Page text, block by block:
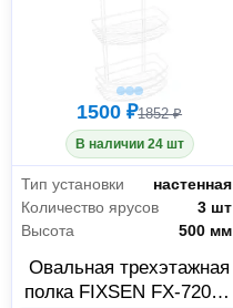
1500 ₽1852 ₽
В наличии 24 шт
Тип установки
настенная
Количество ярусов
3 шт
Высота
500 мм
Овальная трехэтажная
полка FIXSEN FX-720W-